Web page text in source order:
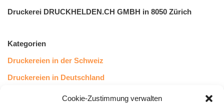
Cookie-Zustimmung verwalten
Druckerei DRUCKHELDEN.CH GMBH in 8050 Zürich
Kategorien
Druckereien in der Schweiz
Druckereien in Deutschland
Druckereien in Österreich